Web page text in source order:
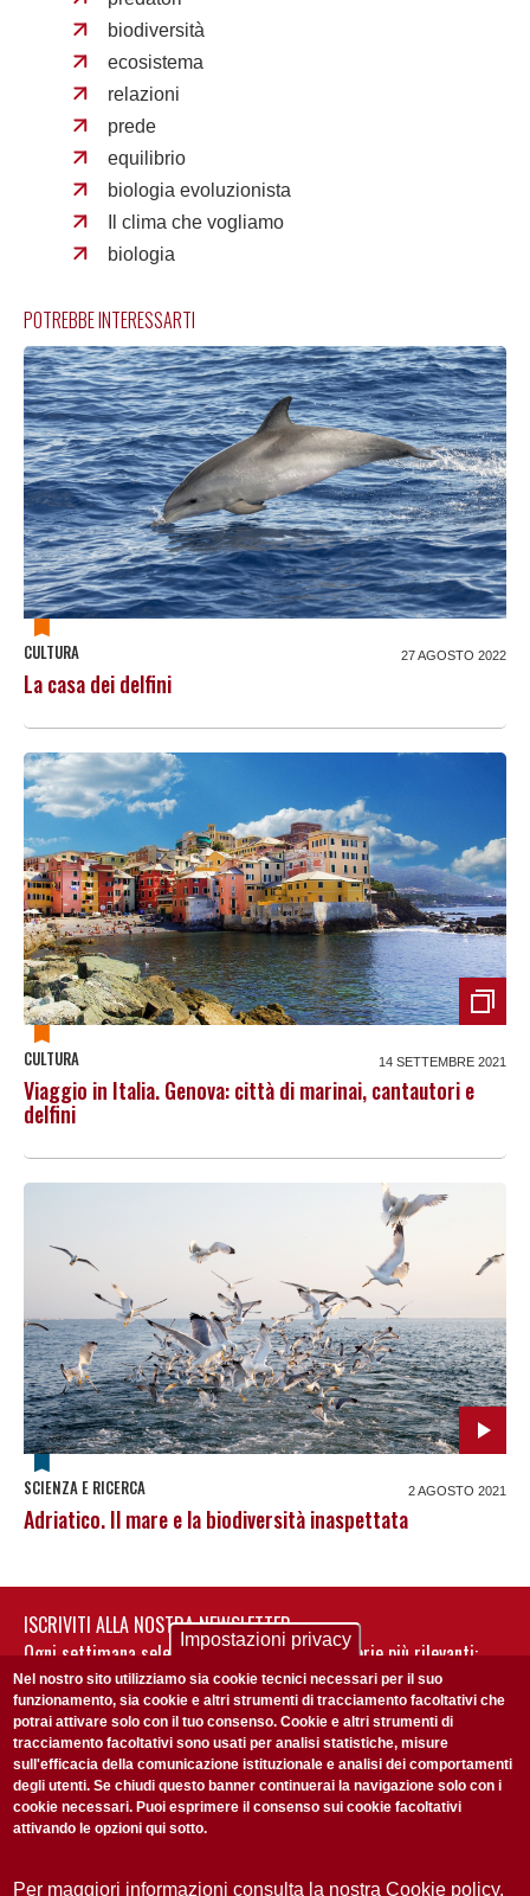
biodiversità
ecosistema
relazioni
prede
equilibrio
biologia evoluzionista
Il clima che vogliamo
biologia
POTREBBE INTERESSARTI
CULTURA 27 AGOSTO 2022
La casa dei delfini
CULTURA 14 SETTEMBRE 2021
Viaggio in Italia. Genova: città di marinai, cantautori e
delfini
SCIENZA E RICERCA 2 AGOSTO 2021
Adriatico. Il mare e la biodiversità inaspettata
ISCRIVITI ALLA NOSTRA NEWSLETTER
Ogni settimana selezioniamo per te nostre storie più rilevanti:
non perderti gli aggiornamenti della nostra newsletter
Accetto laPrivacy Policy
Impostazioni privacy
Nel nostro sito utilizziamo sia cookie tecnici necessari per il suo
funzionamento, sia cookie e altri strumenti di tracciamento facoltativi che
potrai attivare solo con il tuo consenso. Cookie e altri strumenti di
tracciamento facoltativi sono usati per analisi statistiche, misure
sull'efficacia della comunicazione istituzionale e analisi dei comportamenti
degli utenti. Se chiudi questo banner continuerai la navigazione solo con i
cookie necessari. Puoi esprimere il consenso sui cookie facoltativi
attivando le opzioni qui sotto.
Per maggiori informazioni consulta la nostra Cookie policy.